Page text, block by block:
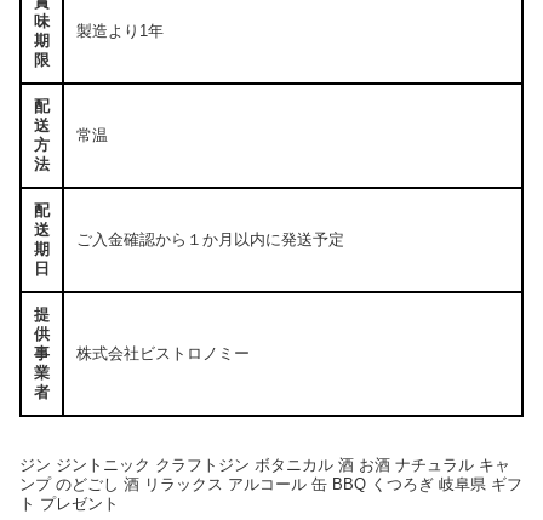
味
期
限
製造より1年
配
送
方
法
常温
配
送
期
日
ご入金確認から１か月以内に発送予定
提
供
事
業
者
株式会社ビストロノミー
ジン ジントニック クラフトジン ボタニカル 酒 お酒 ナチュラル キャ
ンプ のどごし 酒 リラックス アルコール 缶 BBQ くつろぎ 岐阜県 ギフ
ト プレゼント